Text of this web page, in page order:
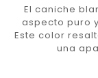
El caniche
aspecto puro
Este color
una